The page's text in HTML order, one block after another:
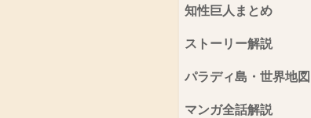
知性巨人まとめ
ストーリー解説
パラディ島・世界地図
マンガ全話解説